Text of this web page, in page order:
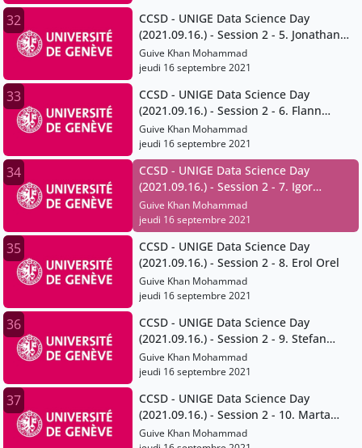
32
CCSD - UNIGE Data Science Day
(2021.09.16.) - Session 2 - 5. Jonathan
Chambers
Guive Khan Mohammad
jeudi 16 septembre 2021
33
CCSD - UNIGE Data Science Day
(2021.09.16.) - Session 2 - 6. Flann
Chambers
Guive Khan Mohammad
jeudi 16 septembre 2021
34
CCSD - UNIGE Data Science Day
(2021.09.16.) - Session 2 - 7. Igor
Mathias
Guive Khan Mohammad
jeudi 16 septembre 2021
35
CCSD - UNIGE Data Science Day
(2021.09.16.) - Session 2 - 8. Erol Orel
Guive Khan Mohammad
jeudi 16 septembre 2021
36
CCSD - UNIGE Data Science Day
(2021.09.16.) - Session 2 - 9. Stefan
Sperlich
Guive Khan Mohammad
jeudi 16 septembre 2021
37
CCSD - UNIGE Data Science Day
(2021.09.16.) - Session 2 - 10. Marta
Pittavino
Guive Khan Mohammad